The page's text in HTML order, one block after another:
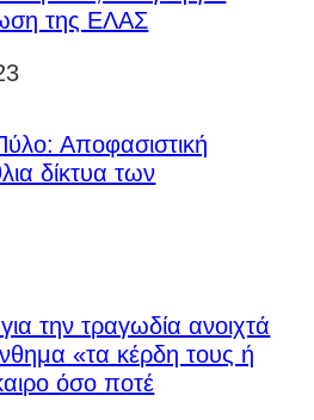
της ΕΛΑΣ
Αποφασιστική
δίκτυα των
την τραγωδία ανοιχτά
«τα κέρδη τους ή
όσο ποτέ